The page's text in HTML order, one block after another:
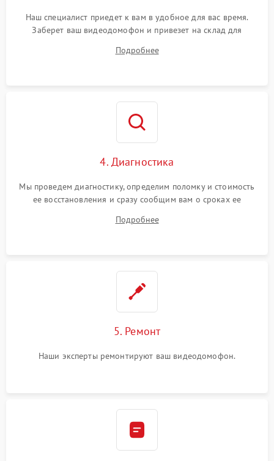
Наш специалист приедет к вам в удобное для вас время.
Заберет ваш видеодомофон и привезет на склад для
Подробнее
4. Диагностика
Мы проведем диагностику, определим поломку и стоимость
ее восстановления и сразу сообщим вам о сроках ее
Подробнее
5. Ремонт
Наши эксперты ремонтируют ваш видеодомофон.